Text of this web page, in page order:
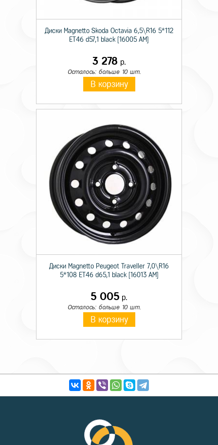
Диски Magnetto Skoda Octavia 6,5\R16 5*112
ET46 d57,1 black [16005 AM]
3 278 р.
Осталось: больше 10 шт.
В корзину
Диски Magnetto Peugeot Traveller 7,0\R16
5*108 ET46 d65,1 black [16013 AM]
5 005 р.
Осталось: больше 10 шт.
В корзину